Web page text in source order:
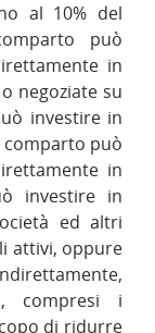
al 10% del
può
in
negoziate su
investire in
può
in
investire in
ed altri
attivi, oppure
compresi i
di ridurre